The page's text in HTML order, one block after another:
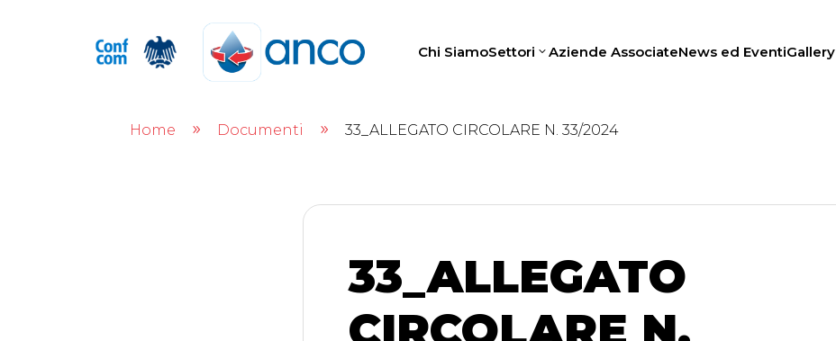
Chi SiamoSettori Aziende AssociateNews ed EventiGallery
Home 9 Documenti 9 33_ALLEGATO CIRCOLARE N. 33/2024
33_ALLEGATO